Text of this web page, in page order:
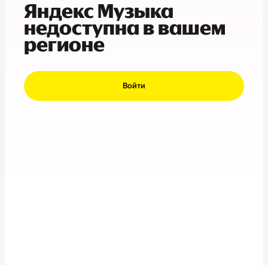
Яндекс Музыка
недоступна в вашем
регионе
Войти